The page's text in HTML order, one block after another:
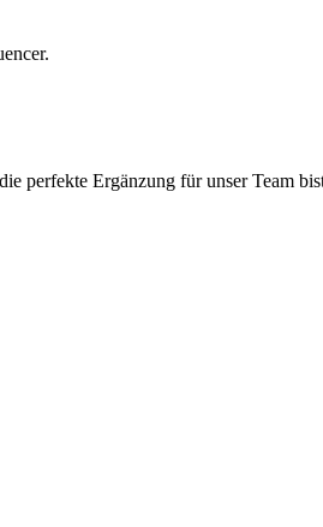
perfekte Ergänzung für unser Team